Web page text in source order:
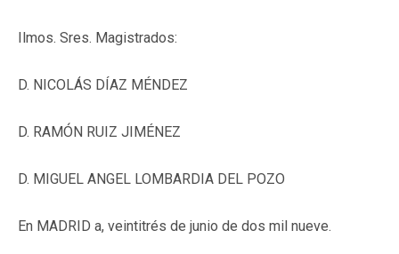
Ilmos. Sres. Magistrados:
D. NICOLÁS DÍAZ MÉNDEZ
D. RAMÓN RUIZ JIMÉNEZ
D. MIGUEL ANGEL LOMBARDIA DEL POZO
En MADRID a, veintitrés de junio de dos mil nueve.